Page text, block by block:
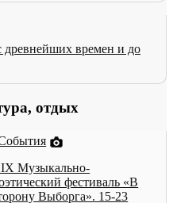
древнейших времен и до
отдых
Музыкально-
фестиваль «В
Выборга». 15-23